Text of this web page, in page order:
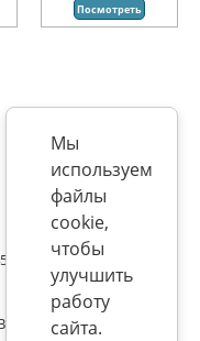
Посмотреть
владение 8, стр.10
Мы
используем
файлы
cookie,
чтобы
улучшить
работу
сайта.